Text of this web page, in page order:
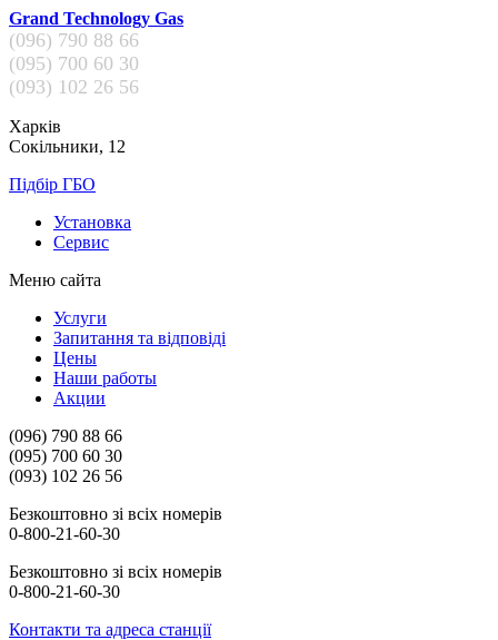
Grand Technology Gas
(096) 790 88 66
(095) 700 60 30
(093) 102 26 56
Харків
Сокільники, 12
Підбір ГБО
Установка
Сервис
Меню сайта
Услуги
Запитання та відповіді
Цены
Наши работы
Акции
(096) 790 88 66
(095) 700 60 30
(093) 102 26 56
Безкоштовно зі всіх номерів
0-800-21-60-30
Безкоштовно зі всіх номерів
0-800-21-60-30
Контакти та адреса станції